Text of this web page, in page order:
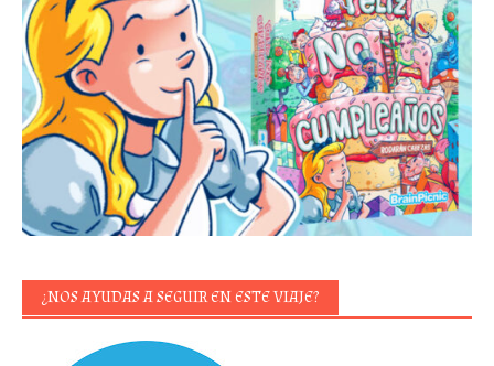
¿NOS AYUDAS A SEGUIR EN ESTE VIAJE?